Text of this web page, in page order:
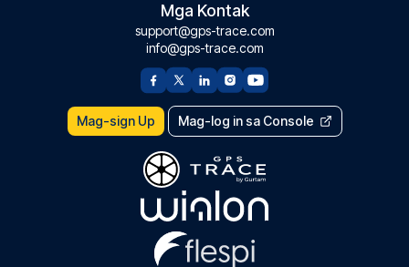
Mga Kontak
support@gps-trace.com
info@gps-trace.com
Mag-sign Up Mag-log in sa Console